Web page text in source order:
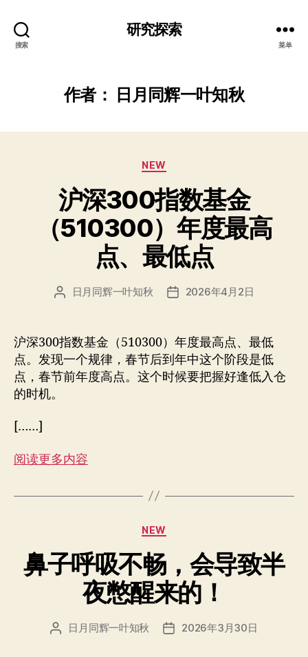
搜索
研究探索
菜单
作者： 日月同辉一叶知秋
分
NEW
沪深300指数基金
（510300）年度最高
点、最低点
文
者
日月同辉一叶知秋
发
期
2026年4月2日
沪深300指数基金（510300）年度最高点、最低
点。发现一个规律，春节后到年中这个阶段是低
点，春节前年度高点。这个时候要把握好逢低入仓
的时机。
[……]
阅读更多内容
分
NEW
鼻子呼吸不畅，会导致半
夜憋醒来的！
文
日月同辉一叶知秋
发 2026年3月30日